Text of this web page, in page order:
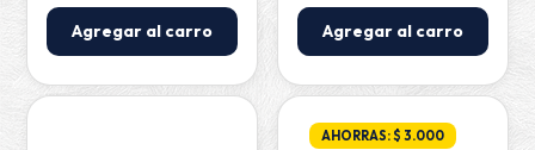
Agregar al carro Agregar al carro
AHORRAS: $ 3.000